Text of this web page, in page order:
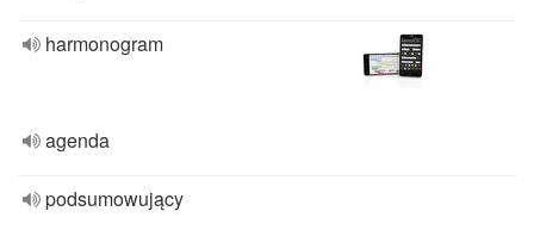
harmonogram
agenda
podsumowujący